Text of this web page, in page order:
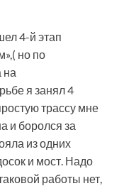
4-й этап
но по
на
я занял 4
трассу мне
и боролся за
из одних
и мост. Надо
работы нет,